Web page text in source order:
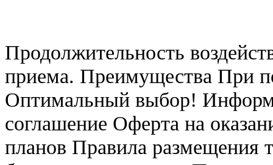
Продолжительность
приема. Преимущества При
Оптимальный выбор!
соглашение Оферта на
планов Правила размещения